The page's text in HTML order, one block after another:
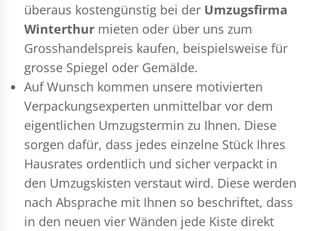
überaus kostengünstig bei der Umzugsfirma
Winterthur mieten oder über uns zum
Grosshandelspreis kaufen, beispielsweise für
grosse Spiegel oder Gemälde.
Auf Wunsch kommen unsere motivierten
Verpackungsexperten unmittelbar vor dem
eigentlichen Umzugstermin zu Ihnen. Diese
sorgen dafür, dass jedes einzelne Stück Ihres
Hausrates ordentlich und sicher verpackt in
den Umzugskisten verstaut wird. Diese werden
nach Absprache mit Ihnen so beschriftet, dass
in den neuen vier Wänden jede Kiste direkt